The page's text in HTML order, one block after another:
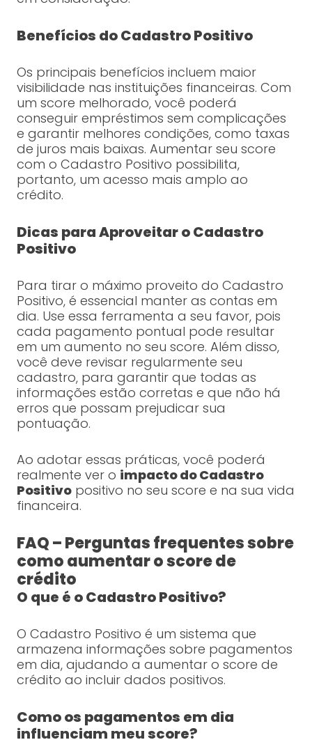
Benefícios do Cadastro Positivo
Os principais benefícios incluem maior
visibilidade nas instituições financeiras. Com
um score melhorado, você poderá
conseguir empréstimos sem complicações
e garantir melhores condições, como taxas
de juros mais baixas. Aumentar seu score
com o Cadastro Positivo possibilita,
portanto, um acesso mais amplo ao
crédito.
Dicas para Aproveitar o Cadastro
Positivo
Para tirar o máximo proveito do Cadastro
Positivo, é essencial manter as contas em
dia. Use essa ferramenta a seu favor, pois
cada pagamento pontual pode resultar
em um aumento no seu score. Além disso,
você deve revisar regularmente seu
cadastro, para garantir que todas as
informações estão corretas e que não há
erros que possam prejudicar sua
pontuação.
Ao adotar essas práticas, você poderá
realmente ver o impacto do Cadastro
Positivopositivo no seu score e na sua vida
financeira.
FAQ – Perguntas frequentes sobre
como aumentar o score de
crédito
O que é o Cadastro Positivo?
O Cadastro Positivo é um sistema que
armazena informações sobre pagamentos
em dia, ajudando a aumentar o score de
crédito ao incluir dados positivos.
Como os pagamentos em dia
influenciam meu score?